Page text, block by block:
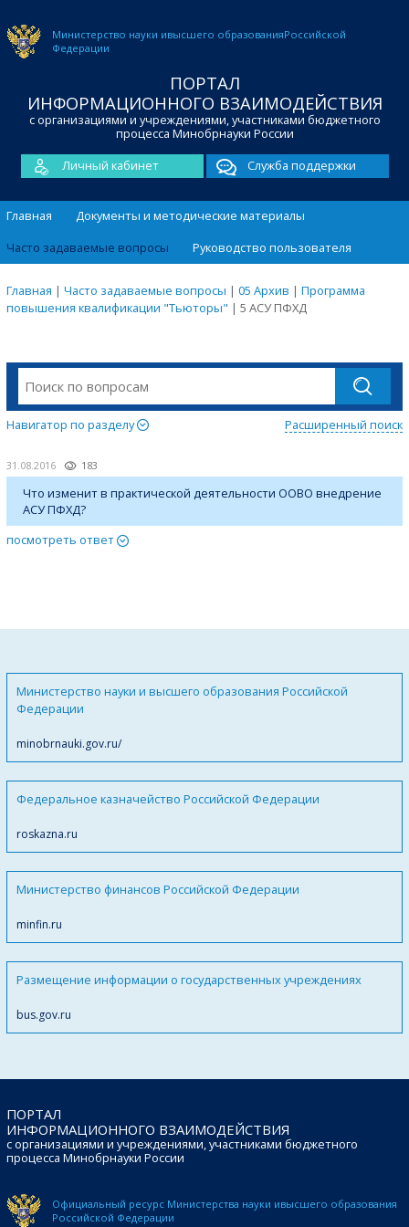
Министерство науки ивысшего образованияРоссийской
Федерации
ПОРТАЛ
ИНФОРМАЦИОННОГО ВЗАИМОДЕЙСТВИЯ
с организациями и учреждениями, участниками бюджетного
процесса Минобрнауки России
Личный кабинет
Служба поддержки
Главная
Документы и методические материалы
Часто задаваемые вопросы
Руководство пользователя
Главная | Часто задаваемые вопросы | 05 Архив | Программа
повышения квалификации "Тьюторы" | 5 АСУ ПФХД
Навигатор по разделу Расширенный поиск
31.08.2016 183
Что изменит в практической деятельности ООВО внедрение
АСУ ПФХД?
посмотреть ответ
Министерство науки и высшего образования Российской
Федерации
minobrnauki.gov.ru/
Федеральное казначейство Российской Федерации
roskazna.ru
Министерство финансов Российской Федерации
minfin.ru
Размещение информации о государственных учреждениях
bus.gov.ru
ПОРТАЛ
ИНФОРМАЦИОННОГО ВЗАИМОДЕЙСТВИЯ
с организациями и учреждениями, участниками бюджетного
процесса Минобрнауки России
Официальный ресурс Министерства науки ивысшего образования
Российской Федерации